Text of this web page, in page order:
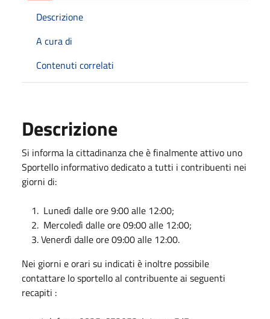
Descrizione
A cura di
Contenuti correlati
Descrizione
Si informa la cittadinanza che è finalmente attivo uno
Sportello informativo dedicato a tutti i contribuenti nei
giorni di:
Lunedì dalle ore 9:00 alle 12:00;
Mercoledì dalle ore 09:00 alle 12:00;
Venerdì dalle ore 09:00 alle 12:00.
Nei giorni e orari su indicati è inoltre possibile
contattare lo sportello al contribuente ai seguenti
recapiti :